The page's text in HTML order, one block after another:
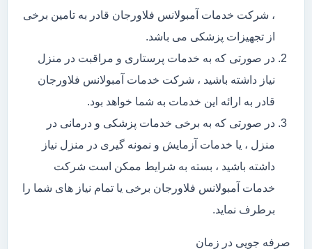
، شرکت خدمات آمبولانس فلاورجان قادر به تامین برخی
از تجهیزات پزشکی می باشد.
در صورتی که به خدمات پرستاری و مراقبت در منزل
نیاز داشته باشید ، شرکت خدمات آمبولانس فلاورجان
قادر به ارائه این خدمات به شما خواهد بود.
در صورتی که به برخی خدمات پزشکی و درمانی در
منزل ، یا خدمات آزمایش و نمونه گیری در منزل نیاز
داشته باشید ، بسته به شرایط ممکن است شرکت
خدمات آمبولانس فلاورجان برخی یا تمام نیاز های شما را
برطرف نماید.
صرفه جویی در زمان